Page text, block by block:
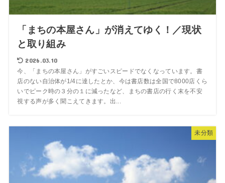
「まちの本屋さん」が消えてゆく！／現状
と取り組み
2026.03.10
今、「まちの本屋さん」がすごいスピードでなくなっています。書
店のない自治体が1/4に達したとか、今は書店数は全国で8000店くら
いでピーク時の３分の１に減ったなど、まちの書店の行く末を不安
視する声が多く聞こえてきます。出...
未分類